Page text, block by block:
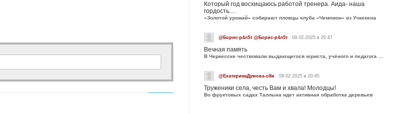
Который год восхищаюсь работой тренера. Аида- наша
гордость....
«Золотой урожай» собирают пловцы клуба «Чемпион» из Учкекена
@Борис-р4л5т @Борис-р4л5т 09.02.2025 в 20:47
Вечная память
@ЕкатеринаДумова-о8и 09.02.2025 в 20:45
Труженики села, честь Вам и хвала! Молодцы!
Во фруктовых садах Таллыка идет активная обработка деревьев